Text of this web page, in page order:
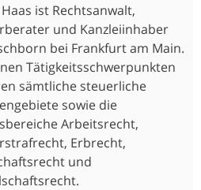
ist Rechtsanwalt,
und Kanzleiinhaber
bei Frankfurt am Main.
Tätigkeitsschwerpunkten
sämtliche steuerliche
sowie die
Arbeitsrecht,
Erbrecht,
und